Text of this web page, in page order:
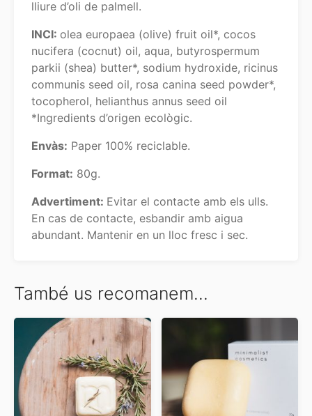
lliure d’oli de palmell.
INCI: olea europaea (olive) fruit oil*, cocos
nucifera (cocnut) oil, aqua, butyrospermum
parkii (shea) butter*, sodium hydroxide, ricinus
communis seed oil, rosa canina seed powder*,
tocopherol, helianthus annus seed oil
*Ingredients d’origen ecològic.
Envàs: Paper 100% reciclable.
Format: 80g.
Advertiment: Evitar el contacte amb els ulls.
En cas de contacte, esbandir amb aigua
abundant. Mantenir en un lloc fresc i sec.
També us recomanem…